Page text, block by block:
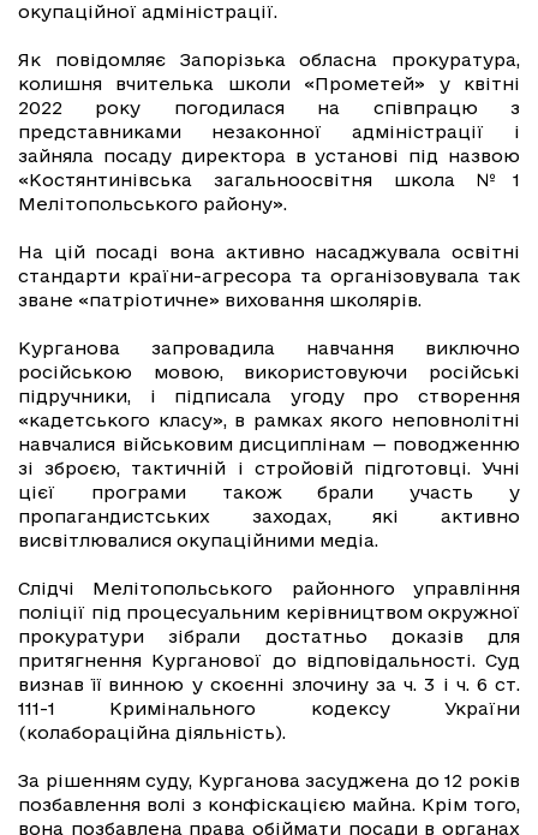
окупаційної адміністрації.
Як повідомляє Запорізька обласна прокуратура,
колишня вчителька школи «Прометей» у квітні
2022 року погодилася на співпрацю з
представниками незаконної адміністрації і
зайняла посаду директора в установі під назвою
«Костянтинівська загальноосвітня школа №1
Мелітопольського району».
На цій посаді вона активно насаджувала освітні
стандарти країни-агресора та організовувала так
зване «патріотичне» виховання школярів.
Курганова запровадила навчання виключно
російською мовою, використовуючи російські
підручники, і підписала угоду про створення
«кадетського класу», в рамках якого неповнолітні
навчалися військовим дисциплінам — поводженню
зі зброєю, тактичній і стройовій підготовці. Учні
цієї програми також брали участь у
пропагандистських заходах, які активно
висвітлювалися окупаційними медіа.
Слідчі Мелітопольського районного управління
поліції під процесуальним керівництвом окружної
прокуратури зібрали достатньо доказів для
притягнення Курганової до відповідальності. Суд
визнав її винною у скоєнні злочину за ч. 3 і ч. 6 ст.
111-1 Кримінального кодексу України
(колабораційна діяльність).
За рішенням суду, Курганова засуджена до 12 років
позбавлення волі з конфіскацією майна. Крім того,
вона позбавлена права обіймати посади в органах